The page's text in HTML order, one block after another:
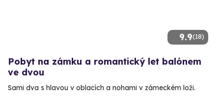
9.9(18)
Pobyt na zámku a romantický let balónem
ve dvou
Sami dva s hlavou v oblacích a nohami v zámeckém loži.